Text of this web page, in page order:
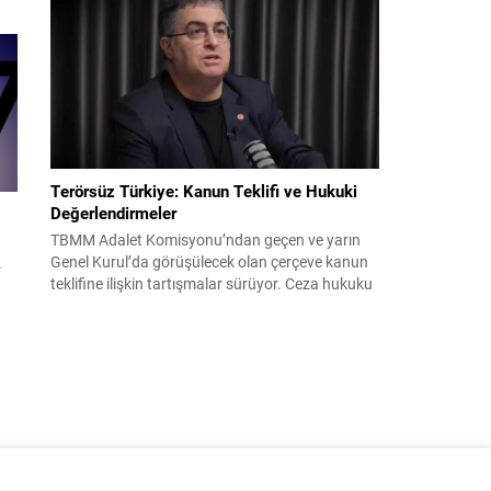
yoğun bir çalışma yürüttü. Güvenli, depreme
dayanıklı ve afetzedelerin huzur bulacağı
konutlar inşa edildi....
Terörsüz Türkiye: Kanun Teklifi ve Hukuki
Değerlendirmeler
TBMM Adalet Komisyonu’ndan geçen ve yarın
Genel Kurul’da görüşülecek olan çerçeve kanun
teklifine ilişkin tartışmalar sürüyor. Ceza hukuku